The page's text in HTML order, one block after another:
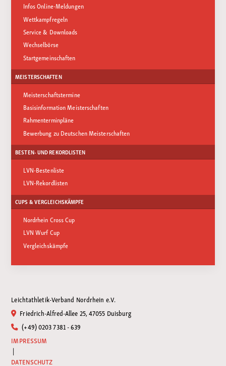
Infos Online-Meldungen
Wettkampfregeln
Service & Downloads
Wechselbörse
Startgemeinschaften
MEISTERSCHAFTEN
Meisterschaftstermine
Basisinformation Meisterschaften
Rahmenterminpläne
Bewerbung zu Deutschen Meisterschaften
BESTEN- UND REKORDLISTEN
LVN-Bestenliste
LVN-Rekordlisten
CUPS & VERGLEICHSKÄMPFE
Nordrhein Cross Cup
LVN Wurf Cup
Vergleichskämpfe
Leichtathletik-Verband Nordrhein e.V.
Friedrich-Alfred-Allee 25, 47055 Duisburg
(+49) 0203 7381 - 639
IMPRESSUM
|
DATENSCHUTZ